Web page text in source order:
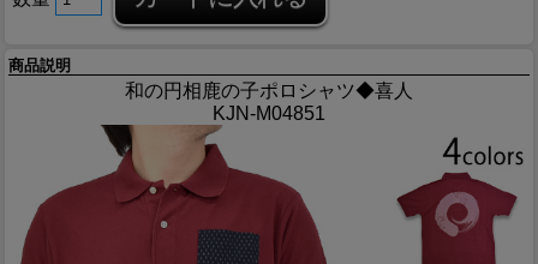
商品説明
和の円相鹿の子ポロシャツ◆喜人
KJN-M04851